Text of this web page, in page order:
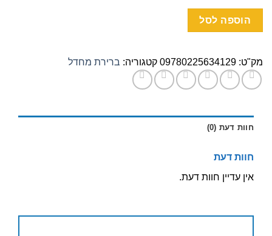
40*13
ס"מ
הוספה לסל
מק"ט: 09780225634129 קטגוריה: ברירת מחדל
חוות דעת (0)
חוות דעת
אין עדיין חוות דעת.